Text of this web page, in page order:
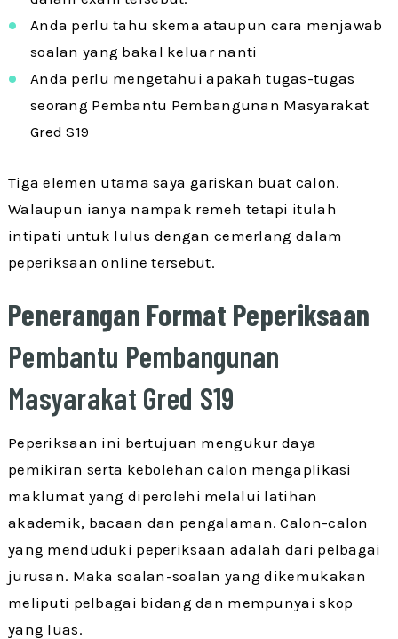
Anda perlu tahu skema ataupun cara menjawab
soalan yang bakal keluar nanti
Anda perlu mengetahui apakah tugas-tugas
seorang Pembantu Pembangunan Masyarakat
Gred S19
Tiga elemen utama saya gariskan buat calon.
Walaupun ianya nampak remeh tetapi itulah
intipati untuk lulus dengan cemerlang dalam
peperiksaan online tersebut.
Penerangan Format Peperiksaan
Pembantu Pembangunan
Masyarakat Gred S19
Peperiksaan ini bertujuan mengukur daya
pemikiran serta kebolehan calon mengaplikasi
maklumat yang diperolehi melalui latihan
akademik, bacaan dan pengalaman. Calon-calon
yang menduduki peperiksaan adalah dari pelbagai
jurusan. Maka soalan-soalan yang dikemukakan
meliputi pelbagai bidang dan mempunyai skop
yang luas.